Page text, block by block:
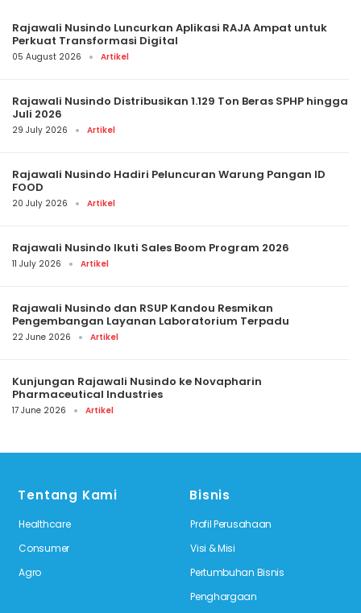
Rajawali Nusindo Luncurkan Aplikasi RAJA Ampat untuk
Perkuat Transformasi Digital
05 August 2026 Artikel
Rajawali Nusindo Distribusikan 1.129 Ton Beras SPHP hingga
Juli 2026
29 July 2026 Artikel
Rajawali Nusindo Hadiri Peluncuran Warung Pangan ID
FOOD
20 July 2026 Artikel
Rajawali Nusindo Ikuti Sales Boom Program 2026
11 July 2026 Artikel
Rajawali Nusindo dan RSUP Kandou Resmikan
Pengembangan Layanan Laboratorium Terpadu
22 June 2026 Artikel
Kunjungan Rajawali Nusindo ke Novapharin
Pharmaceutical Industries
17 June 2026 Artikel
Tentang Kami
Healthcare
Consumer
Agro
Bisnis
Profil Perusahaan
Visi & Misi
Pertumbuhan Bisnis
Penghargaan